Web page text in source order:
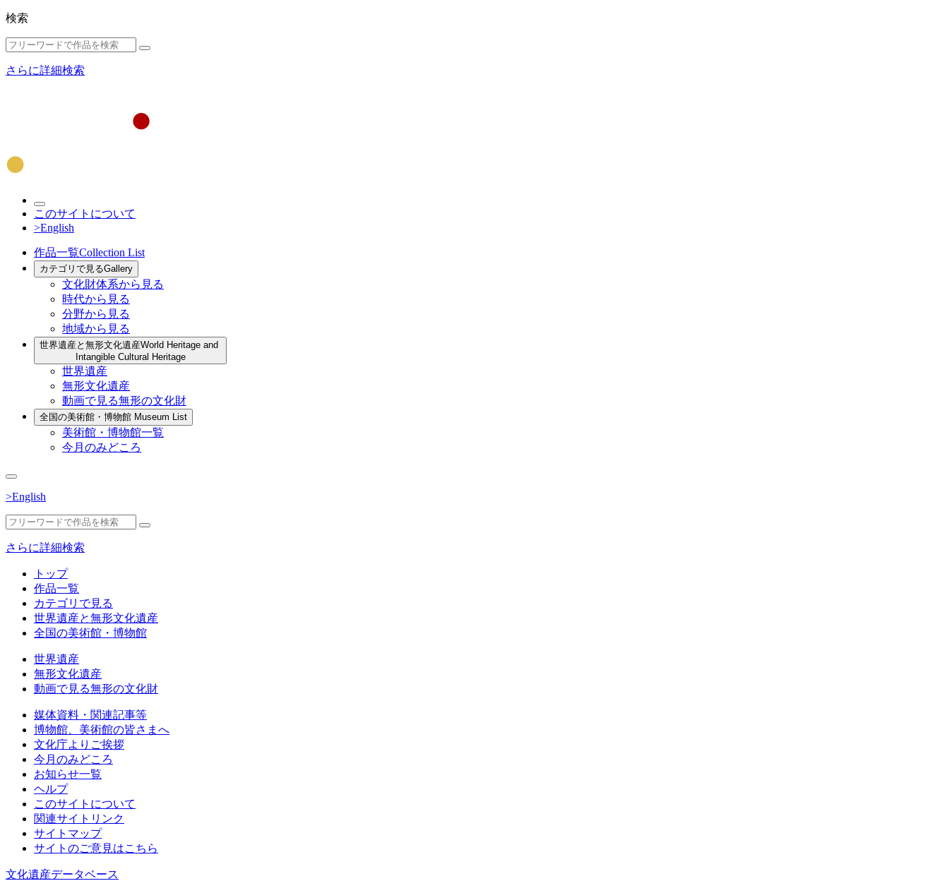
検索
さらに詳細検索
このサイトについて
>English
作品一覧Collection List
カテゴリで見るGallery
文化財体系から見る
時代から見る
分野から見る
地域から見る
世界遺産と無形文化遺産World Heritage and
Intangible Cultural Heritage
世界遺産
無形文化遺産
動画で見る無形の文化財
全国の美術館・博物館 Museum List
美術館・博物館一覧
今月のみどころ
>English
さらに詳細検索
トップ
作品一覧
カテゴリで見る
世界遺産と無形文化遺産
全国の美術館・博物館
世界遺産
無形文化遺産
動画で見る無形の文化財
媒体資料・関連記事等
博物館、美術館の皆さまへ
文化庁よりご挨拶
今月のみどころ
お知らせ一覧
ヘルプ
このサイトについて
関連サイトリンク
サイトマップ
サイトのご意見はこちら
文化遺産データベース